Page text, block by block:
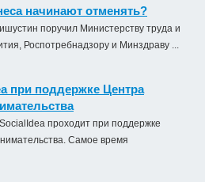
начинают отменять?
поручил Министерству труда и
Роспотребнадзору и Минздраву ...
при поддержке Центра
проходит при поддержке
Самое время